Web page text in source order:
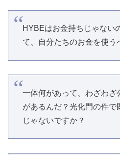
HYBEはお金持ちじゃない
て、自分たちのお金を使う
一体何があって、わざわざ
があるんだ？光化門の件で
じゃないですか？